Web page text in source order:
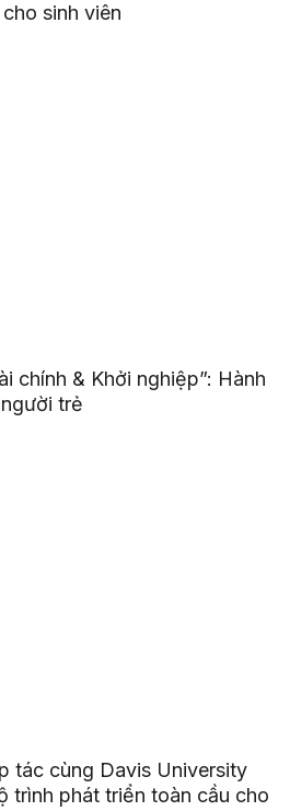
sinh viên
chính & Khởi nghiệp”: Hành
trẻ
tác cùng Davis University
trình phát triển toàn cầu cho